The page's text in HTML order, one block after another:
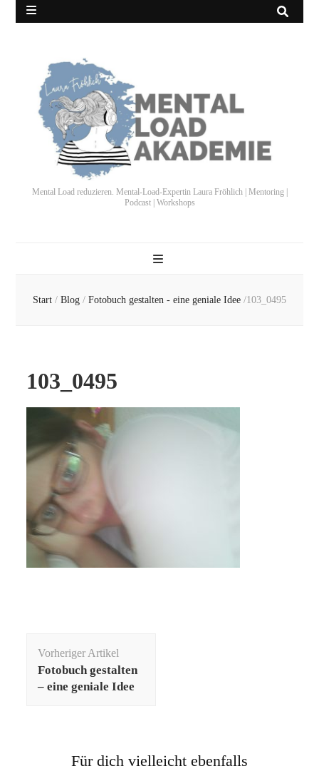
Mental Load reduzieren. Mental-Load-Expertin Laura Fröhlich | Mentoring |
Podcast | Workshops
Start / Blog / Fotobuch gestalten - eine geniale Idee /103_0495
103_0495
Vorheriger Artikel
Fotobuch gestalten
– eine geniale Idee
Für dich vielleicht ebenfalls